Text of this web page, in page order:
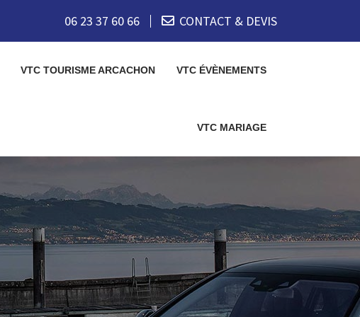
06 23 37 60 66 CONTACT & DEVIS
VTC TOURISME ARCACHON VTC ÉVÈNEMENTS
VTC MARIAGE